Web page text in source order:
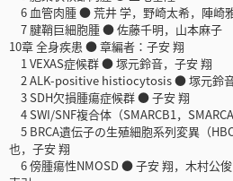
6 血管肉腫 ● 荒井 学，野崎太希，陣崎
7 腱鞘巨細胞腫 ● 佐藤千明，山本麻子
10章 全身疾患 ● 章編者：子安 翔
1 VEXAS症候群 ● 塚元鈴音，子安 翔
2 ALK-positive histiocytosis ● 塚元鈴
3 SDH欠損腫瘍症候群 ● 子安 翔
4 SWI/SNF複合体（SMARCB1，
5 BRCA遺伝子の生殖細胞系列変異（
也，子安 翔
6 傍腫瘍性NMOSD ● 子安 翔，木村公俊